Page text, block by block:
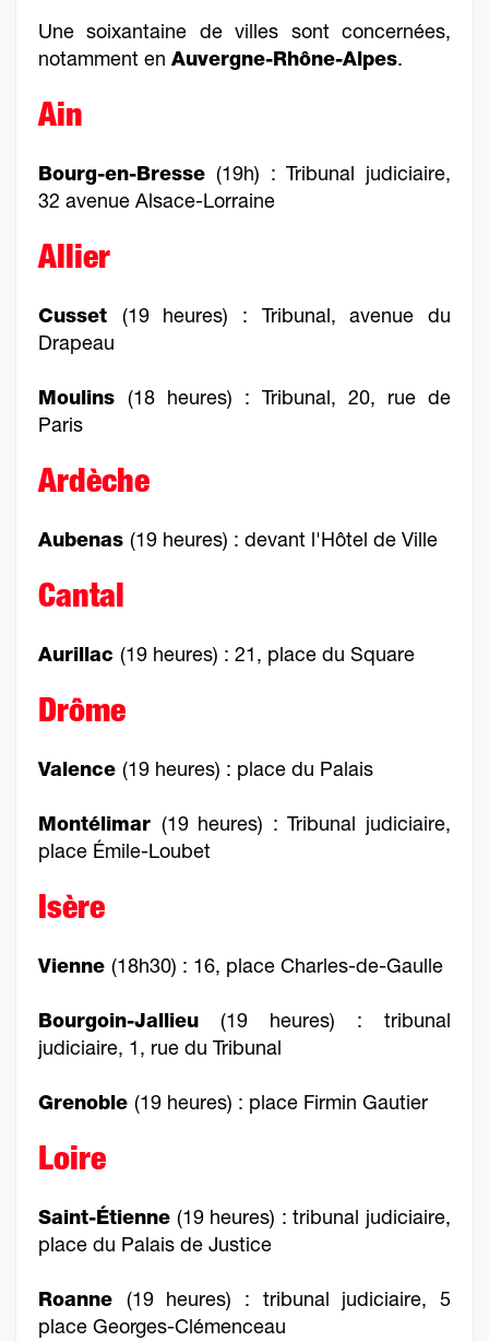
Une soixantaine de villes sont concernées,
notamment en Auvergne-Rhône-Alpes.
Ain
Bourg-en-Bresse (19h) : Tribunal judiciaire,
32 avenue Alsace-Lorraine
Allier
Cusset (19 heures) : Tribunal, avenue du
Drapeau
Moulins (18 heures) : Tribunal, 20, rue de
Paris
Ardèche
Aubenas (19 heures) : devant l'Hôtel de Ville
Cantal
Aurillac (19 heures) : 21, place du Square
Drôme
Valence (19 heures) : place du Palais
Montélimar (19 heures) : Tribunal judiciaire,
place Émile-Loubet
Isère
Vienne (18h30) : 16, place Charles-de-Gaulle
Bourgoin-Jallieu (19 heures) : tribunal
judiciaire, 1, rue du Tribunal
Grenoble (19 heures) : place Firmin Gautier
Loire
Saint-Étienne (19 heures) : tribunal judiciaire,
place du Palais de Justice
Roanne (19 heures) : tribunal judiciaire, 5
place Georges-Clémenceau